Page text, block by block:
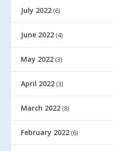
July 2022 (6)
June 2022 (4)
May 2022 (3)
April 2022 (3)
March 2022 (8)
February 2022 (6)